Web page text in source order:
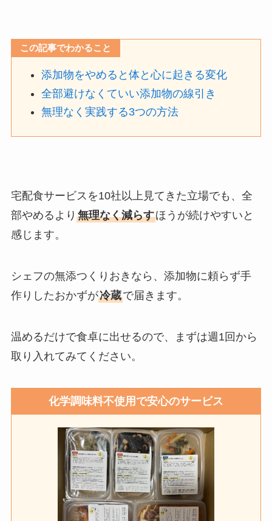
この記事でわかること
添加物をやめると体と心に起きる変化
全部避けなくていい添加物の線引き
無理なく実践する3つの方法
宅配食サービスを10社以上見てきた立場でも、全
部やめるより 無理なく減らすほうが続けやすいと
感じます。
シェフの無添つくりおきなら、添加物に頼らず手
作りしたおかずが冷蔵で届きます。
温めるだけで食卓に出せるので、まずは週1回から
取り入れてみてください。
化学調味料不使用で安心のサービス